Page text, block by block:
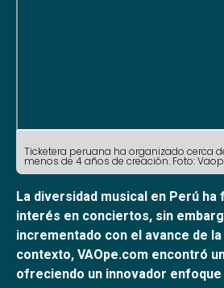
Ticketera peruana ha organizado cerca
menos de 4 años de creación. Foto:
La diversidad musical en Perú ha
interés en conciertos, sin
incrementado con el avance de
contexto, VAOpe.com encontró
ofreciendo un innovador enfoque